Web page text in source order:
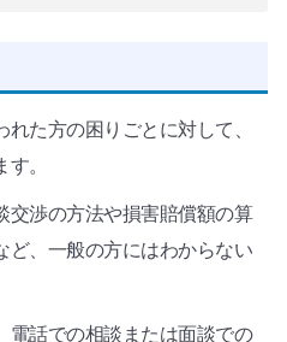
た方の困りごとに対して、
。
交渉の方法や損害賠償額の算
ど、一般の方にはわからない
電話での相談または面談での